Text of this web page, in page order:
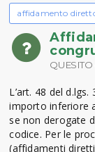
affidamento
L’art. 48 del
importo inferiore
se non derogate
codice. Per le
(affidamenti